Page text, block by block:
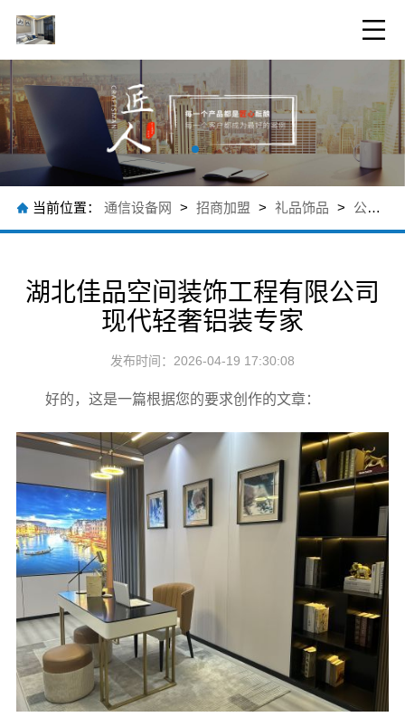
当前位置： 通信设备网 > 招商加盟 > 礼品饰品 > 公司新闻
湖北佳品空间装饰工程有限公司
现代轻奢铝装专家
发布时间：2026-04-19 17:30:08
好的，这是一篇根据您的要求创作的文章：